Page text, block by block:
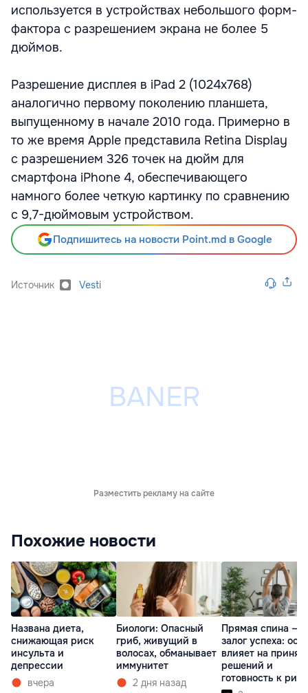
используется в устройствах небольшого форм-
фактора с разрешением экрана не более 5
дюймов.
Разрешение дисплея в iPad 2 (1024х768)
аналогично первому поколению планшета,
выпущенному в начале 2010 года. Примерно в
то же время Apple представила Retina Display
с разрешением 326 точек на дюйм для
смартфона iPhone 4, обеспечивающего
намного более четкую картинку по сравнению
с 9,7-дюймовым устройством.
Подпишитесь на новости Point.md в Google
Источник Vesti
Разместить рекламу на сайте
Похожие новости
Названа диета,
снижающая риск
инсульта и
депрессии
вчера
Биологи: Опасный
гриб, живущий в
волосах, обманывает
иммунитет
2 дня назад
Прямая спина —
залог успеха:
влияет на
решений и
готовность к